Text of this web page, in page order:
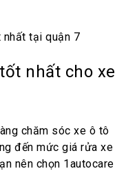
nhất cho xe
chăm sóc xe ô tô
đến mức giá rửa xe
nên chọn 1autocare